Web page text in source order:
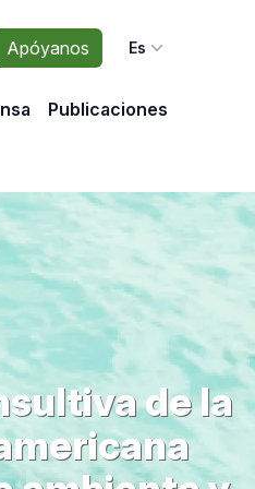
Apóyanos Es
Publicaciones
de la